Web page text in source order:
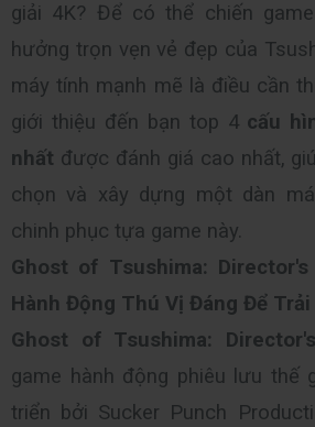
giải 4K? Để có thể chiến
hưởng trọn vẹn vẻ đẹp của
máy tính mạnh mẽ là điều cần
giới thiệu đến bạn top 4 cấu
nhất được đánh giá cao nhất,
chọn và xây dựng một dàn
chinh phục tựa game này.
Ghost of Tsushima:
Hành Động Thú Vị Đáng Để Trải
Ghost of Tsushima:
game hành động phiêu lưu thế
triển bởi Sucker Punch